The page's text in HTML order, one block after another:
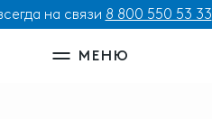
на связи 8 800 550 53 33
МЕНЮ